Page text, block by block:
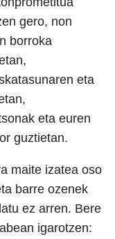
gero, non
borroka
eta
eta euren
guztietan.
maite izatea oso
barre ozenek
ez arren. Bere
igarotzen: